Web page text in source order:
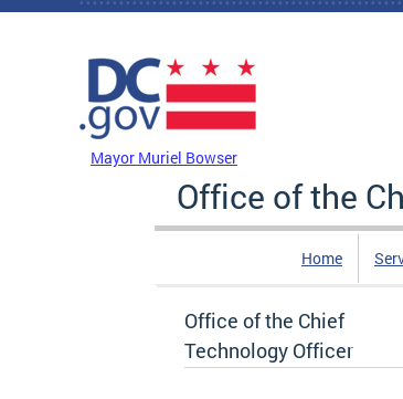
Skip to main content
Mayor Muriel Bowser
Office of the
Home
Office of the Chief
Technology Officer